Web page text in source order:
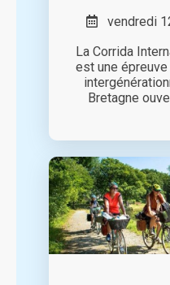
vendredi
La Corrida
est une
Bretagne